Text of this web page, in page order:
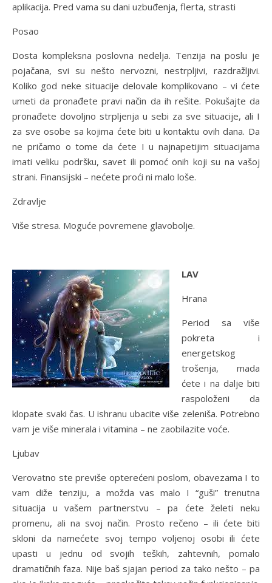
aplikacija. Pred vama su dani uzbuđenja, flerta, strasti
Posao
Dosta kompleksna poslovna nedelja. Tenzija na poslu je
pojačana, svi su nešto nervozni, nestrpljivi, razdražljivi.
Koliko god neke situacije delovale komplikovano – vi ćete
umeti da pronađete pravi način da ih rešite. Pokušajte da
pronađete dovoljno strpljenja u sebi za sve situacije, ali I
za sve osobe sa kojima ćete biti u kontaktu ovih dana. Da
ne pričamo o tome da ćete I u najnapetijim situacijama
imati veliku podršku, savet ili pomoć onih koji su na vašoj
strani. Finansijski – nećete proći ni malo loše.
Zdravlje
Više stresa. Moguće povremene glavobolje.
LAV
Hrana
Period sa više
pokreta i
energetskog
trošenja, mada
ćete i na dalje biti
raspoloženi da
klopate svaki čas. U ishranu ubacite više zeleniša. Potrebno
vam je više minerala i vitamina – ne zaobilazite voće.
Ljubav
Verovatno ste previše opterećeni poslom, obavezama I to
vam diže tenziju, a možda vas malo I “guši” trenutna
situacija u vašem partnerstvu – pa ćete želeti neku
promenu, ali na svoj način. Prosto rečeno – ili ćete biti
skloni da namećete svoj tempo voljenoj osobi ili ćete
upasti u jednu od svojih teških, zahtevnih, pomalo
dramatičnih faza. Nije baš sjajan period za tako nešto – pa